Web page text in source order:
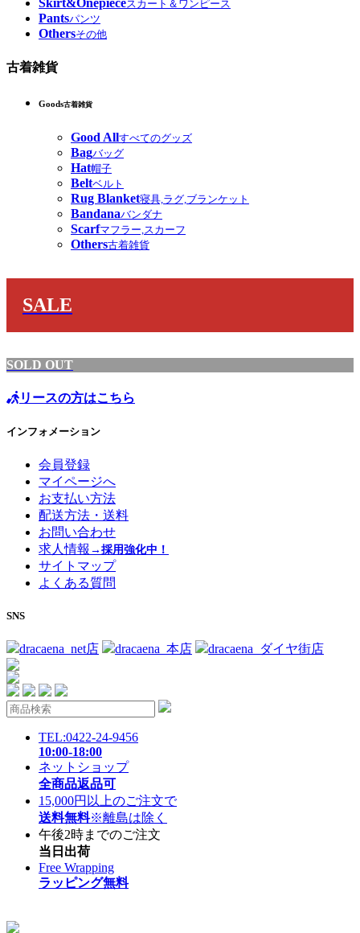
Skirt&Onepieceスカート＆ワンピース
Pantsパンツ
Othersその他
古着雑貨
Goods古着雑貨
Good Allすべてのグッズ
Bagバッグ
Hat帽子
Beltベルト
Rug Blanket寝具,ラグ,ブランケット
Bandanaバンダナ
Scarfマフラー,スカーフ
Others古着雑貨
SALE
SOLD OUT
リースの方はこちら
インフォメーション
会員登録
マイページへ
お支払い方法
配送方法・送料
お問い合わせ
求人情報 →採用強化中！
サイトマップ
よくある質問
SNS
dracaena_net店 dracaena_本店 dracaena_ダイヤ街店
TEL:0422-24-9456
10:00-18:00
ネットショップ
全商品返品可
15,000円以上のご注文で
送料無料※離島は除く
午後2時までのご注文
当日出荷
Free Wrapping
ラッピング無料